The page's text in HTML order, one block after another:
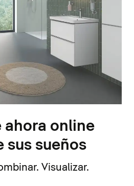
ahora online
sus sueños
Visualizar.